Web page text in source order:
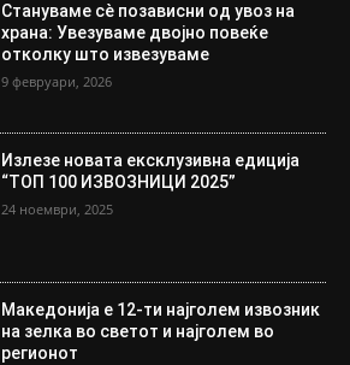
Стануваме сè позависни од увоз на
храна: Увезуваме двојно повеќе
отколку што извезуваме
9 февруари, 2026
Излезе новата ексклузивна едиција
“ТОП 100 ИЗВОЗНИЦИ 2025”
24 ноември, 2025
Македонија е 12-ти најголем извозник
на зелка во светот и најголем во
регионот